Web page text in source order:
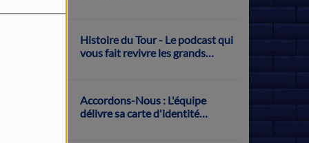
Histoire du Tour - Le podcast qui
vous fait revivre les grands
Accordons-Nous : L'équipe
délivre sa carte d'identité